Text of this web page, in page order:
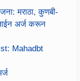
मराठा, कुणबी-
अर्ज करून
Mahadbt